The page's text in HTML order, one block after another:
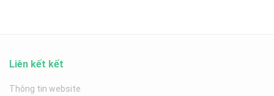
Liên kết kết
Thông tin website